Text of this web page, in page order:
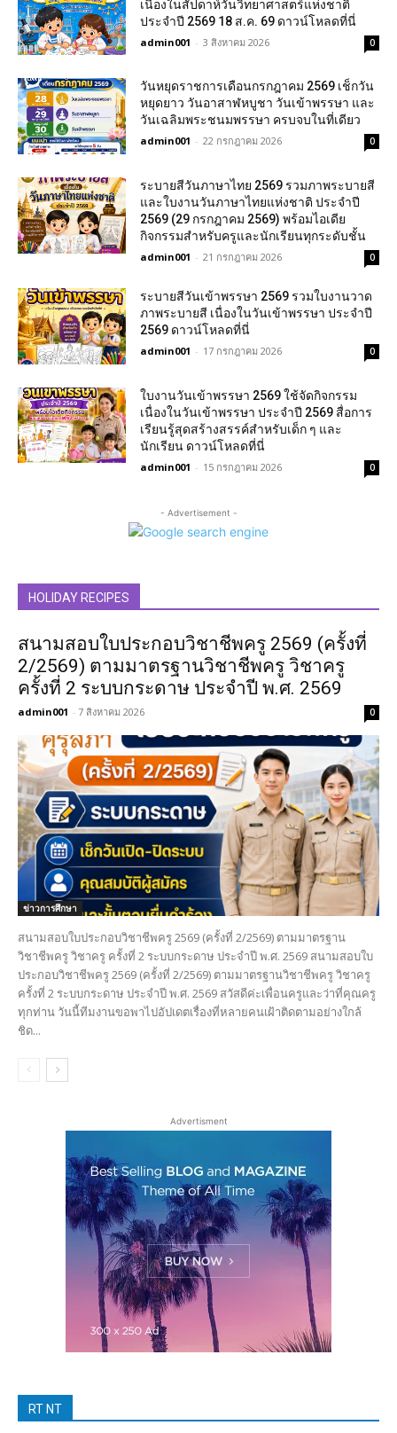
เนื่องในสัปดาห์วันวิทยาศาสตร์แห่งชาติ
ประจำปี 2569 18 ส.ค. 69 ดาวน์โหลดที่นี่
admin001 - 3 สิงหาคม 2026 0
วันหยุดราชการเดือนกรกฎาคม 2569 เช็กวัน
หยุดยาว วันอาสาฬหบูชา วันเข้าพรรษา และ
วันเฉลิมพระชนมพรรษา ครบจบในที่เดียว
admin001 - 22 กรกฎาคม 2026 0
ระบายสีวันภาษาไทย 2569 รวมภาพระบายสี
และใบงานวันภาษาไทยแห่งชาติ ประจำปี
2569 (29 กรกฎาคม 2569) พร้อมไอเดีย
กิจกรรมสำหรับครูและนักเรียนทุกระดับชั้น
admin001 - 21 กรกฎาคม 2026 0
ระบายสีวันเข้าพรรษา 2569 รวมใบงานวาด
ภาพระบายสี เนื่องในวันเข้าพรรษา ประจำปี
2569 ดาวน์โหลดที่นี่
admin001 - 17 กรกฎาคม 2026 0
ใบงานวันเข้าพรรษา 2569 ใช้จัดกิจกรรม
เนื่องในวันเข้าพรรษา ประจำปี 2569 สื่อการ
เรียนรู้สุดสร้างสรรค์สำหรับเด็ก ๆ และ
นักเรียน ดาวน์โหลดที่นี่
admin001 - 15 กรกฎาคม 2026 0
- Advertisement -
HOLIDAY RECIPES
สนามสอบใบประกอบวิชาชีพครู 2569 (ครั้งที่
2/2569) ตามมาตรฐานวิชาชีพครู วิชาครู
ครั้งที่ 2 ระบบกระดาษ ประจำปี พ.ศ. 2569
admin001 - 7 สิงหาคม 2026 0
ข่าวการศึกษา
สนามสอบใบประกอบวิชาชีพครู 2569 (ครั้งที่ 2/2569) ตามมาตรฐาน
วิชาชีพครู วิชาครู ครั้งที่ 2 ระบบกระดาษ ประจำปี พ.ศ. 2569 สนามสอบใบ
ประกอบวิชาชีพครู 2569 (ครั้งที่ 2/2569) ตามมาตรฐานวิชาชีพครู วิชาครู
ครั้งที่ 2 ระบบกระดาษ ประจำปี พ.ศ. 2569 สวัสดีค่ะเพื่อนครูและว่าที่คุณครู
ทุกท่าน วันนี้ทีมงานขอพาไปอัปเดตเรื่องที่หลายคนเฝ้าติดตามอย่างใกล้
ชิด...
Advertisment
RT NT